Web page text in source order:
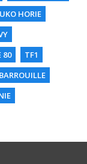
HORIE
80
TF1